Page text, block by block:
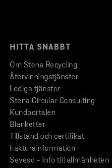
HITTA SNABBT
Om Stena Recycling
Återvinningstjänster
Lediga tjänster
Stena Circular Consulting
Kundportalen
Blanketter
Tillstånd och certifikat
Fakturainformation
Seveso - Info till allmänheten